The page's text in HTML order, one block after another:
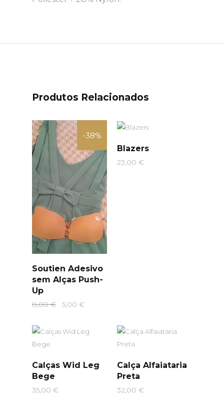
Produtos Relacionados
-38%
Soutien Adesivo
sem Alças Push-
Up
8,00€
O
original
5,00 €O
atual
Blazers
23,00 €
Calças Wid Leg
Bege
35,00 €
Calça Alfaiataria
Preta
32,00 €